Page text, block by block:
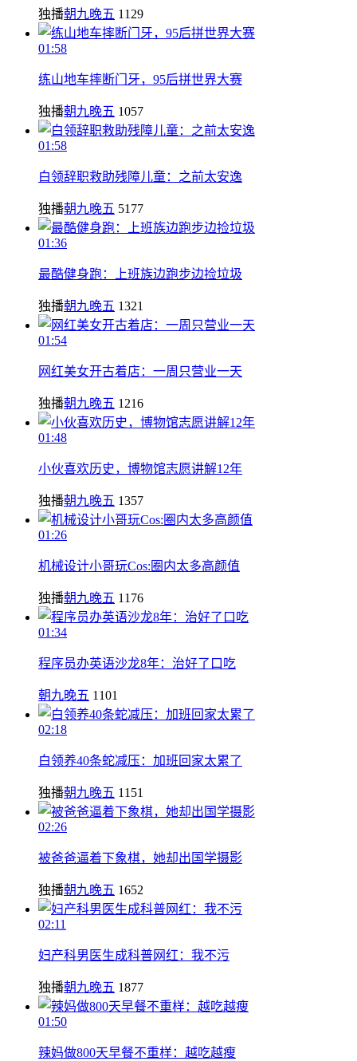
独播朝九晚五 1129
01:58
练山地车摔断门牙，95后拼世界大赛
独播朝九晚五 1057
01:58
白领辞职救助残障儿童：之前太安逸
独播朝九晚五 5177
01:36
最酷健身跑：上班族边跑步边捡垃圾
独播朝九晚五 1321
01:54
网红美女开古着店：一周只营业一天
独播朝九晚五 1216
01:48
小伙喜欢历史，博物馆志愿讲解12年
独播朝九晚五 1357
01:26
机械设计小哥玩Cos:圈内太多高颜值
独播朝九晚五 1176
01:34
程序员办英语沙龙8年：治好了口吃
朝九晚五 1101
02:18
白领养40条蛇减压：加班回家太累了
独播朝九晚五 1151
02:26
被爸爸逼着下象棋，她却出国学摄影
独播朝九晚五 1652
02:11
妇产科男医生成科普网红：我不污
独播朝九晚五 1877
01:50
辣妈做800天早餐不重样：越吃越瘦